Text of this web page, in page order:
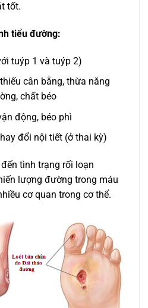
tốt.
tiểu đường:
tuýp 1 và tuýp 2)
cân bằng, thừa năng
chất béo
động, béo phì
đổi nội tiết (ở thai kỳ)
tình trạng rối loạn
lượng đường trong máu
cơ quan trong cơ thể.